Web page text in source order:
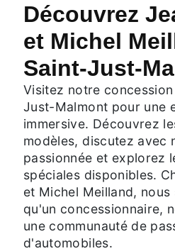
Découvrez
et Michel
Saint-Just-
Visitez notre
Just-Malmont pour une
immersive. Découvrez
modèles, discutez avec
passionnée et explorez
spéciales disponibles.
et Michel Meilland, nous
qu'un concessionnaire,
une communauté de
d'automobiles.